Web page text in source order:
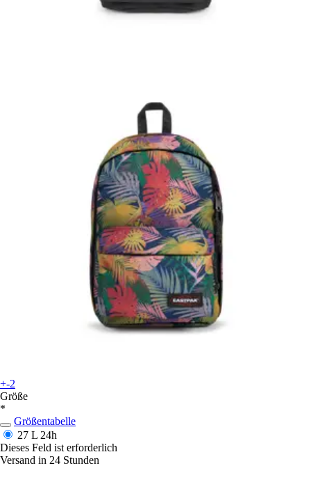
+-2
Größe
*
Größentabelle
27 L 24h
Dieses Feld ist erforderlich
Versand in 24 Stunden